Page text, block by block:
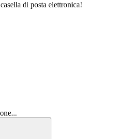
di posta elettronica!